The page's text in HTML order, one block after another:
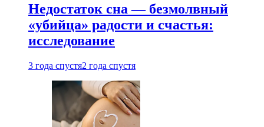
Недостаток сна — безмолвный
«убийца» радости и счастья:
исследование
3 года спустя2 года спустя